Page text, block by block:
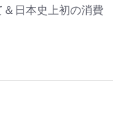
＆日本史上初の消費